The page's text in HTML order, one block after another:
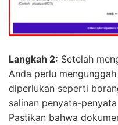
Langkah 2: Setelah
Anda perlu
diperlukan seperti
salinan penyata-
Pastikan bahwa